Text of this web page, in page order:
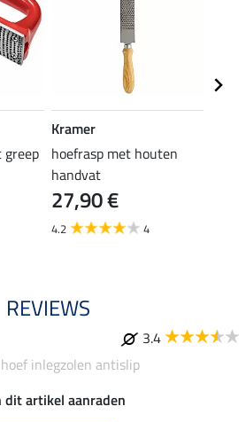
greep
Kramer
hoefrasp met houten
handvat
27,90 €
4.2 4
REVIEWS
3.4
inlegzolen antislip
dit artikel aanraden